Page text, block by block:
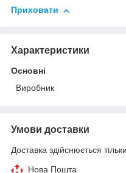
Приховати
Характеристики
Основні
Виробник
Умови доставки
Доставка здійснюється
Нова Пошта